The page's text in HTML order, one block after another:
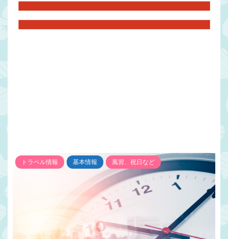
トラベル情報 基本情報 風習、祝日など